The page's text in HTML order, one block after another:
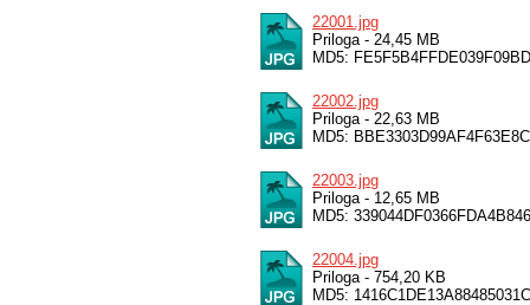
22001.jpg
Priloga - 24,45 MB
MD5:
22002.jpg
Priloga - 22,63 MB
MD5:
22003.jpg
Priloga - 12,65 MB
MD5:
22004.jpg
Priloga - 754,20 KB
MD5: